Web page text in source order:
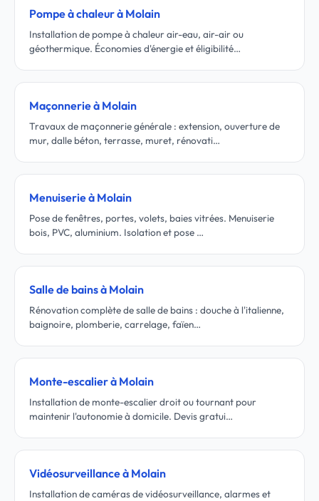
Pompe à chaleur à Molain
Installation de pompe à chaleur air-eau, air-air ou
géothermique. Économies d'énergie et éligibilité…
Maçonnerie à Molain
Travaux de maçonnerie générale : extension, ouverture de
mur, dalle béton, terrasse, muret, rénovati…
Menuiserie à Molain
Pose de fenêtres, portes, volets, baies vitrées. Menuiserie
bois, PVC, aluminium. Isolation et pose …
Salle de bains à Molain
Rénovation complète de salle de bains : douche à l'italienne,
baignoire, plomberie, carrelage, faïen…
Monte-escalier à Molain
Installation de monte-escalier droit ou tournant pour
maintenir l'autonomie à domicile. Devis gratui…
Vidéosurveillance à Molain
Installation de caméras de vidéosurveillance, alarmes et